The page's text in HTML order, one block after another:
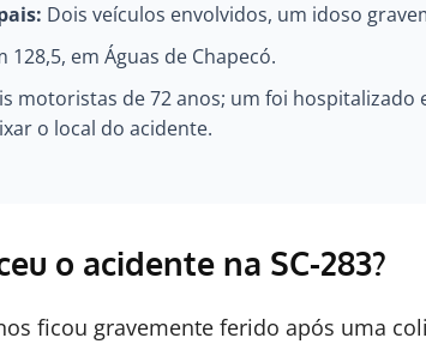
Dois veículos envolvidos, um idoso
128,5, em Águas de Chapecó.
motoristas de 72 anos; um foi
o local do acidente.
o acidente na SC-283?
ficou gravemente ferido após uma